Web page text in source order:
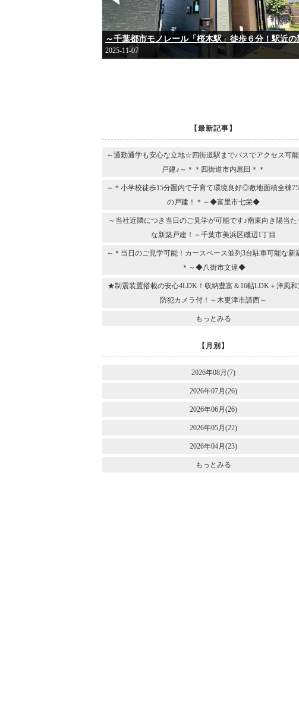
2025-11-07
【最新記事】
～通勤通学も安心な立地☆四街道駅までバスでアクセス可
戸建♪～＊＊四街道市内黒田＊＊
～＊小学校徒歩15分圏内で子育て環境良好◎敷地面積全棟
の戸建！＊～◆富里市七栄◆
～当社近隣につき当日のご見学が可能です♪南東向き陽当た
な新築戸建！～千葉市美浜区磯辺1丁目
～＊当日のご見学可能！カースペース並列3台駐車可能な新
＊～◆八街市文違◆
★制震装置搭載の安心4LDK！収納豊富＆16帖LDK＋洋風和
防犯カメラ付！～木更津市請西～
もっとみる
【月別】
2026年08月(7)
2026年07月(26)
2026年06月(26)
2026年05月(22)
2026年04月(23)
もっとみる